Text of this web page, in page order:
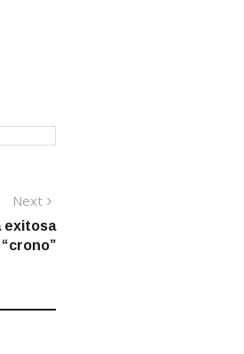
Next
post:
exitosa
“crono”